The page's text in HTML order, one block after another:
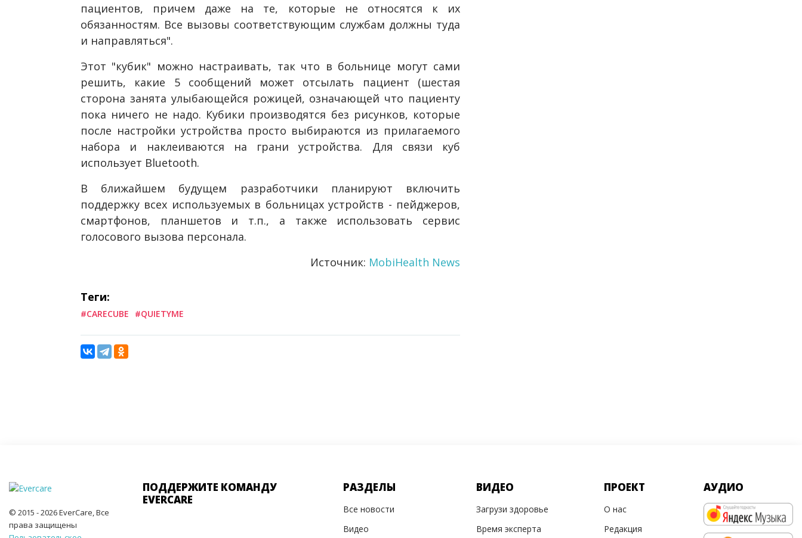
пациентов, причем даже на те, которые не относятся к их
обязанностям. Все вызовы соответствующим службам должны туда
и направляться".
Этот "кубик" можно настраивать, так что в больнице могут сами
решить, какие 5 сообщений может отсылать пациент (шестая
сторона занята улыбающейся рожицей, означающей что пациенту
пока ничего не надо. Кубики производятся без рисунков, которые
после настройки устройства просто выбираются из прилагаемого
набора и наклеиваются на грани устройства. Для связи куб
использует Bluetooth.
В ближайшем будущем разработчики планируют включить
поддержку всех используемых в больницах устройств - пейджеров,
смартфонов, планшетов и т.п., а также использовать сервис
голосового вызова персонала.
Источник: MobiHealth News
Теги:
#CARECUBE #QUIETYME
© 2015 - 2026 EverCare, Все
права защищены
ПОДДЕРЖИТЕ КОМАНДУ
EVERCARE
РАЗДЕЛЫ
Все новости
Видео
ВИДЕО
Загрузи здоровье
Время эксперта
ПРОЕКТ
О нас
Редакция
АУДИО